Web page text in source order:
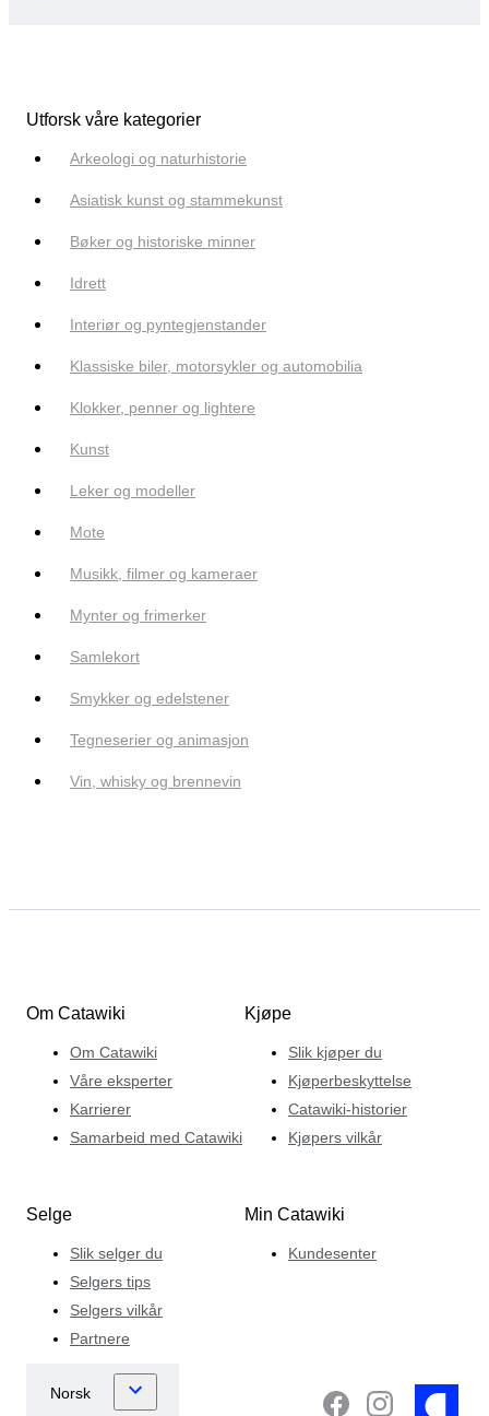
Utforsk våre kategorier
Arkeologi og naturhistorie
Asiatisk kunst og stammekunst
Bøker og historiske minner
Idrett
Interiør og pyntegjenstander
Klassiske biler, motorsykler og automobilia
Klokker, penner og lightere
Kunst
Leker og modeller
Mote
Musikk, filmer og kameraer
Mynter og frimerker
Samlekort
Smykker og edelstener
Tegneserier og animasjon
Vin, whisky og brennevin
Om Catawiki
Om Catawiki
Våre eksperter
Karrierer
Samarbeid med Catawiki
Kjøpe
Slik kjøper du
Kjøperbeskyttelse
Catawiki-historier
Kjøpers vilkår
Selge
Slik selger du
Selgers tips
Selgers vilkår
Partnere
Min Catawiki
Kundesenter